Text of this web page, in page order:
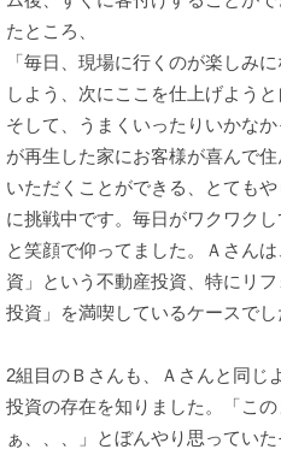
たところ、
「毎日、現場に行くのが楽しみ
しよう、次にここを仕上げよう
そして、うまくいったりいかな
が再生した家にお客様が喜んで
いただくことができる、とても
に挑戦中です。毎日がワクワクし
と笑顔で仰ってました。Ａさん
資」という不動産投資、特にリ
投資」を満喫しているケースでし
2組目のＢさんも、Ａさんと同じ
投資の存在を知りました。「こ
ぁ、、、」とぼんやり思ってい